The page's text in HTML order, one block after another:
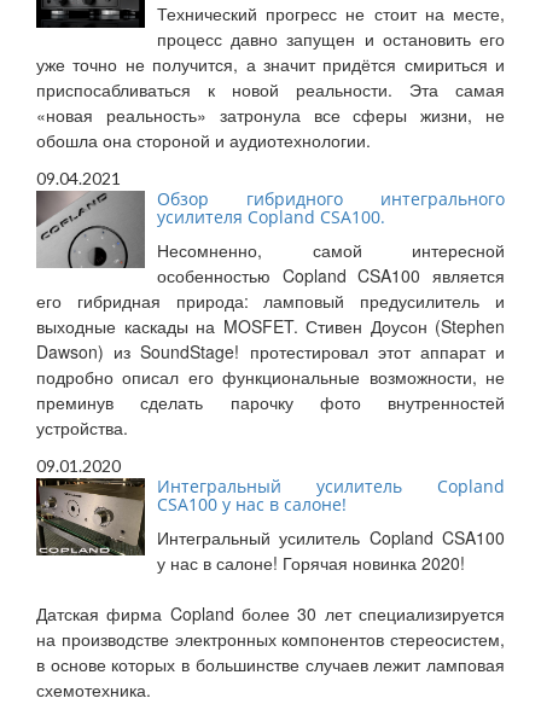
Технический прогресс не стоит на месте,
процесс давно запущен и остановить его
уже точно не получится, а значит придётся смириться и
приспосабливаться к новой реальности. Эта самая
«новая реальность» затронула все сферы жизни, не
обошла она стороной и аудиотехнологии.
09.04.2021
Обзор гибридного интегрального
усилителя Copland CSA100.
Несомненно, самой интересной
особенностью Copland CSA100 является
его гибридная природа: ламповый предусилитель и
выходные каскады на MOSFET. Стивен Доусон (Stephen
Dawson) из SoundStage! протестировал этот аппарат и
подробно описал его функциональные возможности, не
преминув сделать парочку фото внутренностей
устройства.
09.01.2020
Интегральный усилитель Copland
CSA100 у нас в салоне!
Интегральный усилитель Copland CSA100
у нас в салоне! Горячая новинка 2020!
Датская фирма Copland более 30 лет специализируется
на производстве электронных компонентов стереосистем,
в основе которых в большинстве случаев лежит ламповая
схемотехника.